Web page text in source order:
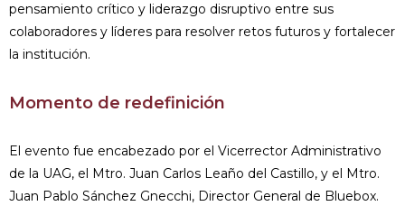
pensamiento crítico y liderazgo disruptivo entre sus
colaboradores y líderes para resolver retos futuros y fortalecer
la institución.
Momento de redefinición
El evento fue encabezado por el Vicerrector Administrativo
de la UAG, el Mtro. Juan Carlos Leaño del Castillo, y el Mtro.
Juan Pablo Sánchez Gnecchi, Director General de Bluebox.